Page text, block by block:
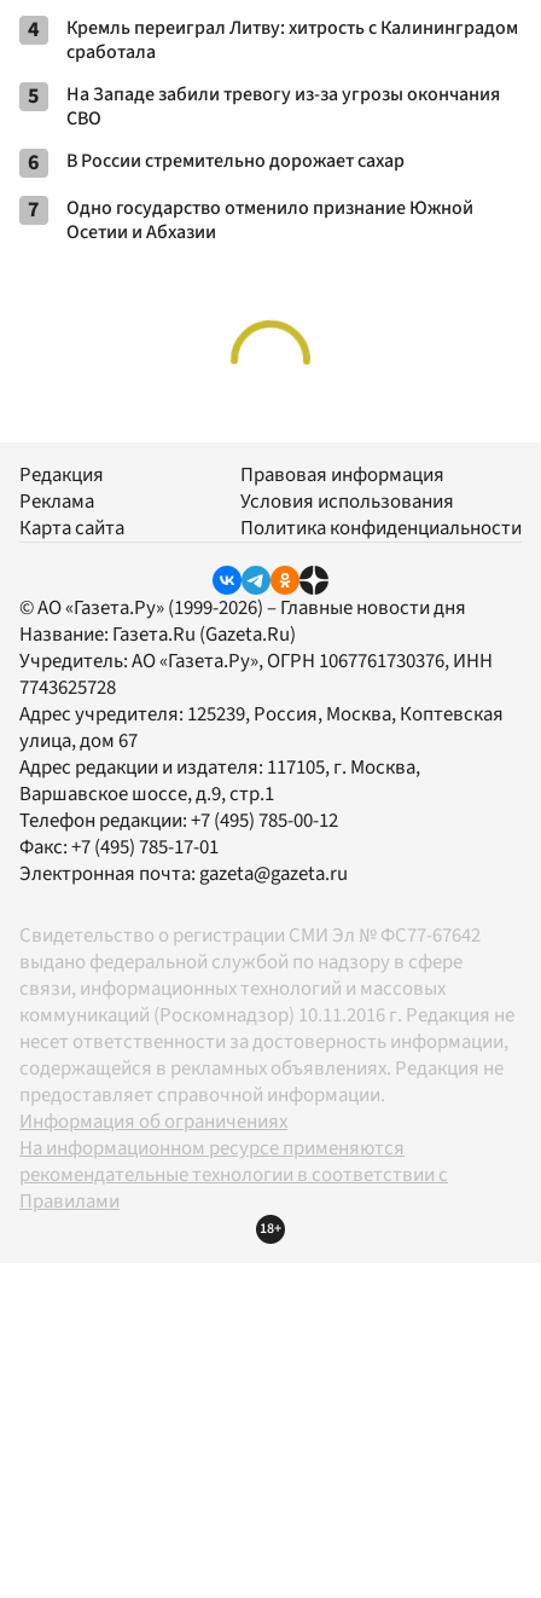
4
Кремль переиграл Литву: хитрость с Калининградом
сработала
5
На Западе забили тревогу из-за угрозы окончания
СВО
6 В России стремительно дорожает сахар
7
Одно государство отменило признание Южной
Осетии и Абхазии
Редакция
Реклама
Карта сайта
Правовая информация
Условия использования
Политика конфиденциальности
© АО «Газета.Ру» (1999-2026) – Главные новости дня
Название: Газета.Ru (Gazeta.Ru)
Учредитель:АО «Газета.Ру», ОГРН 1067761730376, ИНН
7743625728
Адрес учредителя: 125239, Россия, Москва, Коптевская
улица, дом 67
Адрес редакции и издателя: 117105, г. Москва,
Варшавское шоссе, д.9, стр.1
Телефон редакции:+7 (495) 785-00-12
Факс:+7 (495) 785-17-01
Электронная почта:gazeta@gazeta.ru
Свидетельство о регистрации СМИ Эл № ФС77-67642
выдано федеральной службой по надзору в сфере
связи, информационных технологий и массовых
коммуникаций (Роскомнадзор) 10.11.2016 г. Редакция не
несет ответственности за достоверность информации,
содержащейся в рекламных объявлениях. Редакция не
предоставляет справочной информации.
Информация об ограничениях
На информационном ресурсе применяются
рекомендательные технологии в соответствии с
Правилами
18+